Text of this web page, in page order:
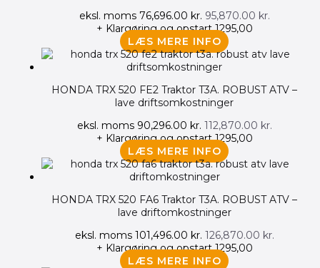
eksl. moms 76,696.00 kr. 95,870.00 kr.
+ Klargøring og opstart 1295,00
LÆS MERE INFO
HONDA TRX 520 FE2 Traktor T3A. ROBUST ATV –
lave driftsomkostninger
eksl. moms 90,296.00 kr. 112,870.00 kr.
+ Klargøring og opstart 1295,00
LÆS MERE INFO
HONDA TRX 520 FA6 Traktor T3A. ROBUST ATV –
lave driftomkostninger
eksl. moms 101,496.00 kr. 126,870.00 kr.
+ Klargøring og opstart 1295,00
LÆS MERE INFO